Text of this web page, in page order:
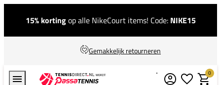
15% kortingop alle NikeCourt items! Code: NIKE15
Gemakkelijk retourneren
0